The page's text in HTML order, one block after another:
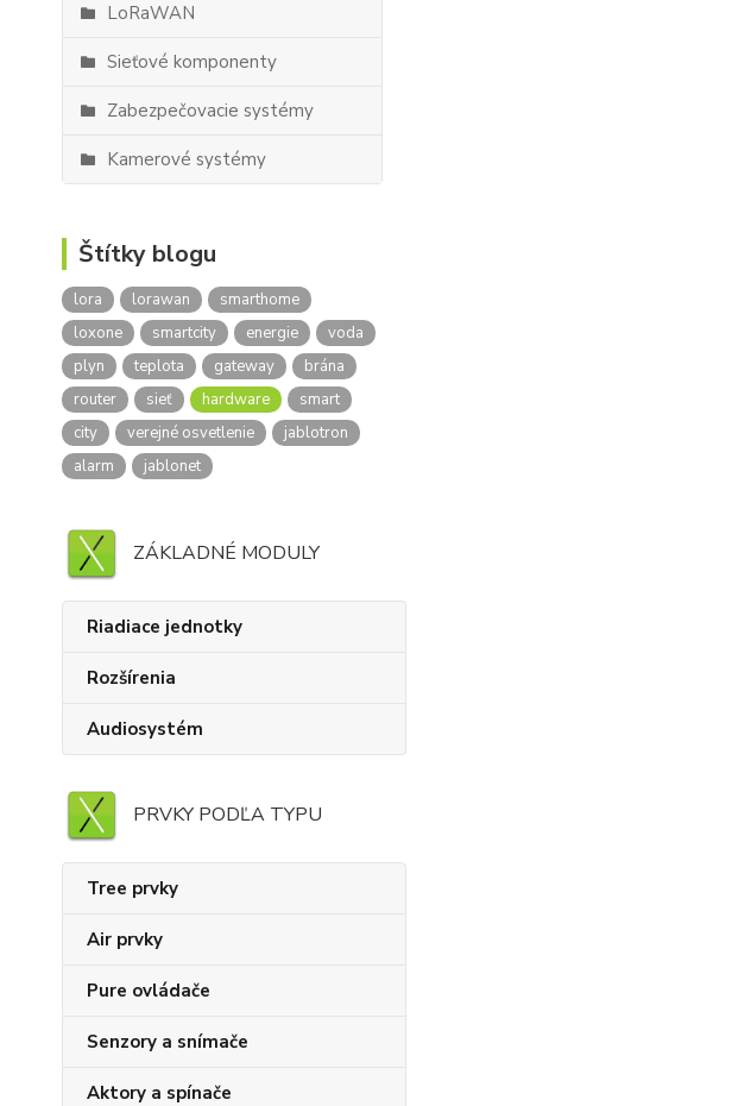
LoRaWAN
Sieťové komponenty
Zabezpečovacie systémy
Kamerové systémy
Štítky blogu
lora lorawan
smarthome
loxone
smartcity energie
voda
plyn
teplota gateway
brána
router
sieť hardware
smart
city
verejné osvetlenie
jablotron
alarm
jablonet
ZÁKLADNÉ MODULY
Riadiace jednotky
Rozšírenia
Audiosystém
PRVKY PODĽA TYPU
Tree prvky
Air prvky
Pure ovládače
Senzory a snímače
Aktory a spínače